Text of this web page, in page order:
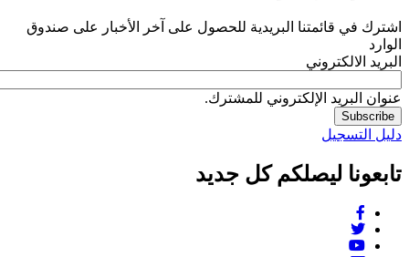
قائمتنا البريدية للحصول على آخر الأخبار على صندوق
الإلكتروني للمشترك.
ليصلكم كل جديد